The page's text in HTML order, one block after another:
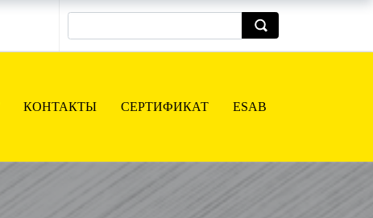
КОНТАКТЫ СЕРТИФИКАТ ESAB